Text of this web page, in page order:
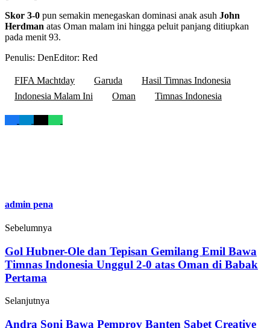
Skor 3-0 pun semakin menegaskan dominasi anak asuh John
Herdman atas Oman malam ini hingga peluit panjang ditiupkan
pada menit 93.
Penulis: DenEditor: Red
FIFA Machtday Garuda
Hasil Timnas Indonesia
Indonesia Malam Ini
Oman Timnas Indonesia
admin pena
Sebelumnya
Gol Hubner-Ole dan Tepisan Gemilang Emil Bawa
Timnas Indonesia Unggul 2-0 atas Oman di Babak
Pertama
Selanjutnya
Andra Soni Bawa Pemprov Banten Sabet Creative